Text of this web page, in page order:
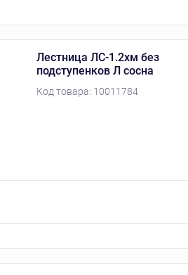
Лестница ЛС-1.2хм без
подступенков Л сосна
Код товара: 10011784